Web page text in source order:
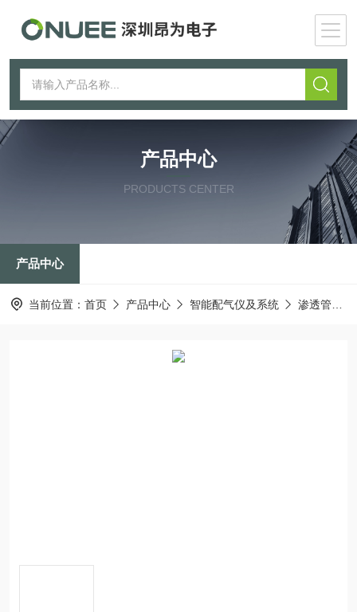
产品中心
PRODUCTS CENTER
产品中心
当前位置： 首页 产品中心 智能配气仪及系统 渗透管稀释仪Permix Atmo